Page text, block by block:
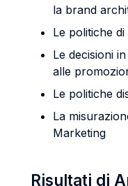
la brand
Le politiche
Le decisioni
alle
Le politiche
La
Marketing
Risultati di